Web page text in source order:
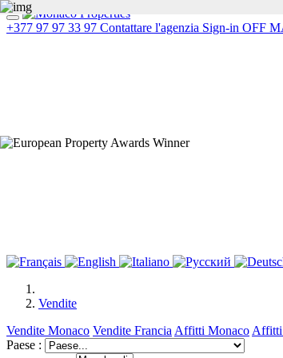
+377 97 97 33 97 Contattare l'agenzia Sign-in OFF
Vendite
Vendite Monaco Vendite FranciaAffitti MonacoAffitti
Paese :